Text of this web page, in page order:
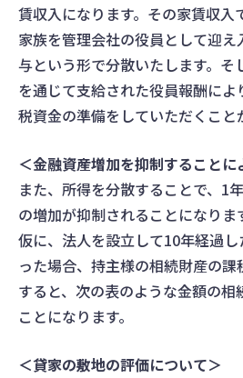
賃収入になります。その家賃収入
家族を管理会社の役員として迎
与という形で分散いたします。そ
を通じて支給された役員報酬に
税資金の準備をしていただくこと
＜金融資産増加を抑制することに
また、所得を分散することで、1
の増加が抑制されることになりま
仮に、法人を設立して10年経過
った場合、持主様の相続財産の
すると、次の表のような金額の相
ことになります。
＜貸家の敷地の評価について＞